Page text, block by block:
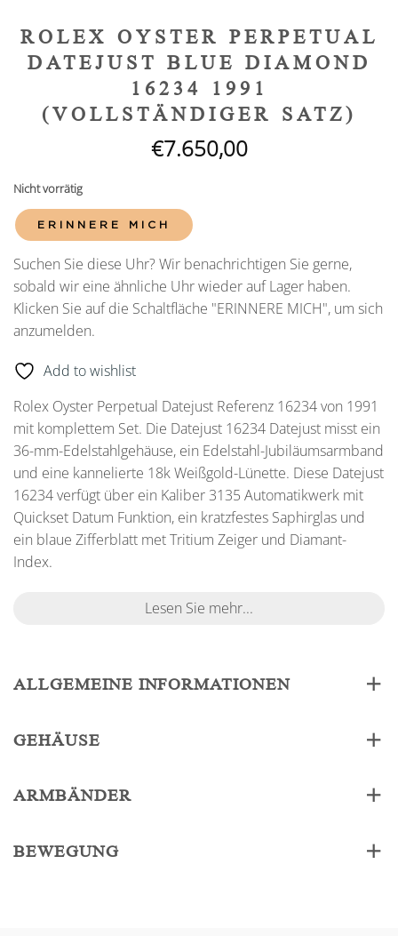
ROLEX OYSTER PERPETUAL
DATEJUST BLUE DIAMOND
16234 1991
(VOLLSTÄNDIGER SATZ)
€7.650,00
Nicht vorrätig
ERINNERE MICH
Suchen Sie diese Uhr? Wir benachrichtigen Sie gerne,
sobald wir eine ähnliche Uhr wieder auf Lager haben.
Klicken Sie auf die Schaltfläche "ERINNERE MICH", um sich
anzumelden.
Add to wishlist
Rolex Oyster Perpetual Datejust Referenz 16234 von 1991
mit komplettem Set. Die Datejust 16234 Datejust misst ein
36-mm-Edelstahlgehäuse, ein Edelstahl-Jubiläumsarmband
und eine kannelierte 18k Weißgold-Lünette. Diese Datejust
16234 verfügt über ein Kaliber 3135 Automatikwerk mit
Quickset Datum Funktion, ein kratzfestes Saphirglas und
ein blaue Zifferblatt met Tritium Zeiger und Diamant-
Index.
Lesen Sie mehr...
ALLGEMEINE INFORMATIONEN
GEHÄUSE
ARMBÄNDER
BEWEGUNG